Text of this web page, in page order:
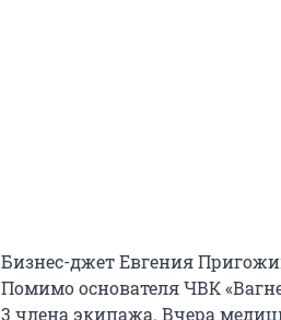
Бизнес-джет Евгения
Помимо основателя ЧВК
3 члена экипажа. Вчера